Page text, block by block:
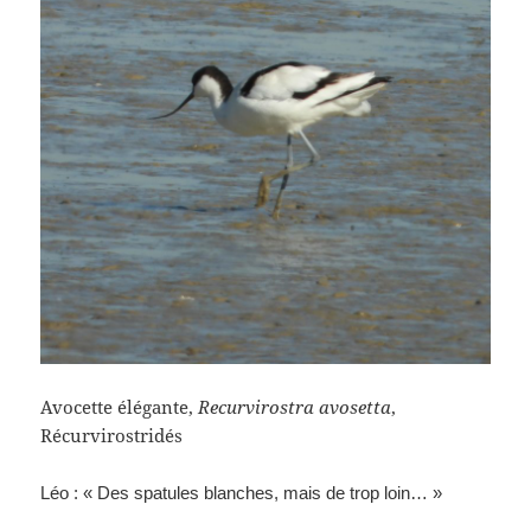
Avocette élégante,Recurvirostra avosetta,
Récurvirostridés
Léo : « Des spatules blanches, mais de trop loin… »